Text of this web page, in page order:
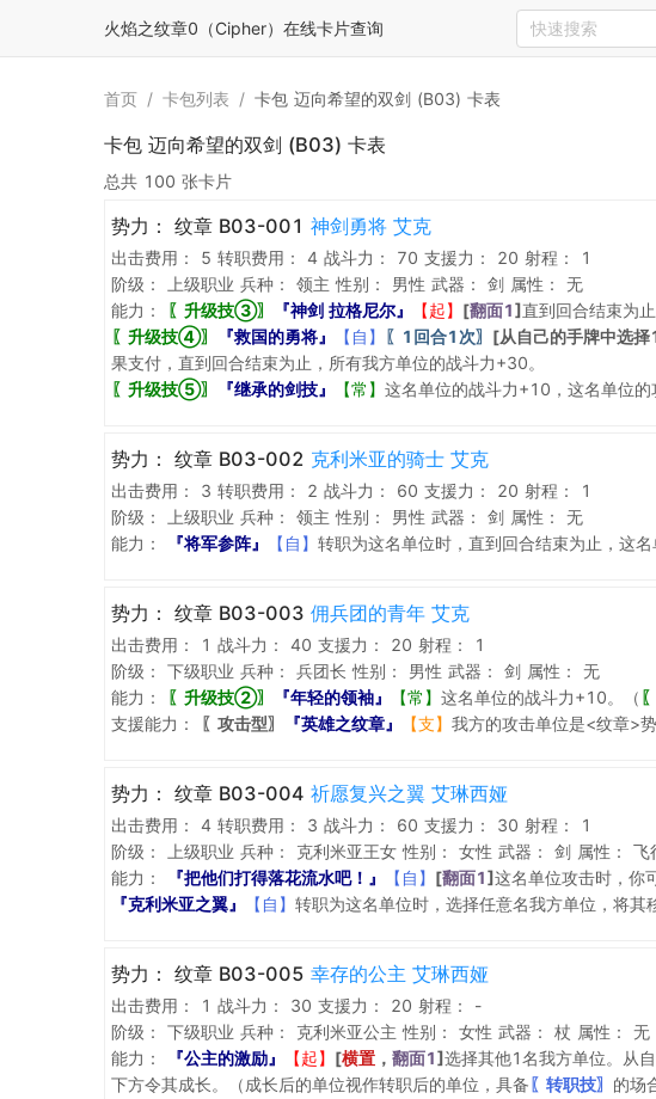
火焰之纹章0（Cipher）在线卡片查询
首页 / 卡包列表 / 卡包 迈向希望的双剑 (B03) 卡表
卡包 迈向希望的双剑 (B03) 卡表
总共 100 张卡片
势力： 纹章 B03-001 神剑勇将 艾克
出击费用： 5 转职费用： 4 战斗力： 70 支援力： 20 射程：
1
阶级：
上级职业 兵种： 领主 性别： 男性 武器： 剑 属性：
无
能力：
〖升级技③〗 『神剑 拉格尼尔』 【起】 [翻面1]直到回合结束为
〖升级技④〗
『救国的勇将』 【自】 〖1回合1次〗 [从自己的手牌中选
果支付，直到回合结束为止，所有我方单位的战斗力+30。
〖升级技⑤〗
『继承的剑技』 【常】 这名单位的战斗力+10，这名单位的
势力： 纹章 B03-002 克利米亚的骑士 艾克
出击费用： 3 转职费用： 2 战斗力： 60 支援力： 20 射程：
1
阶级：
上级职业 兵种： 领主 性别： 男性 武器： 剑 属性：
无
能力：
『将军参阵』 【自】 转职为这名单位时，直到回合结束为止，这名
势力： 纹章 B03-003 佣兵团的青年 艾克
出击费用： 1 战斗力： 40 支援力： 20 射程：
1
阶级：
下级职业 兵种： 兵团长 性别： 男性 武器： 剑 属性：
无
能力：
〖升级技②〗 『年轻的领袖』 【常】 这名单位的战斗力+10。（
支援能力：
〖攻击型〗 『英雄之纹章』 【支】 我方的攻击单位是<纹章>
势力： 纹章 B03-004 祈愿复兴之翼 艾琳西娅
出击费用： 4 转职费用： 3 战斗力： 60 支援力： 30 射程：
1
阶级：
上级职业 兵种： 克利米亚王女 性别： 女性 武器： 剑 属性：
飞
能力：
『把他们打得落花流水吧！』 【自】 [翻面1]这名单位攻击时，你
『克利米亚之翼』
【自】 转职为这名单位时，选择任意名我方单位，将其
势力： 纹章 B03-005 幸存的公主 艾琳西娅
出击费用： 1 战斗力： 30 支援力： 20 射程：
-
阶级：
下级职业 兵种： 克利米亚公主 性别： 女性 武器： 杖 属性：
无
能力：
『公主的激励』 【起】 [横置 ， 翻面1]选择其他1名我方单位。从
下方令其成长。（成长后的单位视作转职后的单位，具备 〖转职技〗 的场